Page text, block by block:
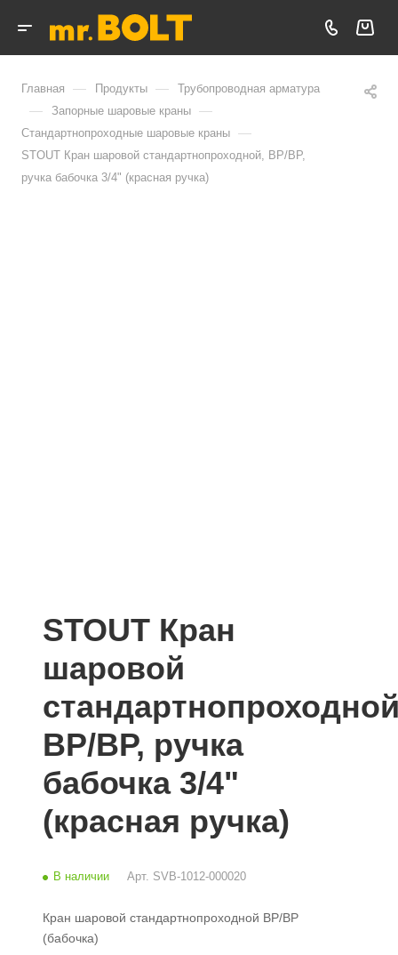
Главная — Продукты — Трубопроводная арматура
— Запорные шаровые краны —
Стандартнопроходные шаровые краны —
STOUT Кран шаровой стандартнопроходной, ВР/ВР,
ручка бабочка 3/4" (красная ручка)
STOUT Кран
шаровой
ВР/ВР, ручка
бабочка 3/4"
(красная ручка)
В наличии Арт. SVB-1012-000020
Кран шаровой стандартнопроходной ВР/ВР
(бабочка)